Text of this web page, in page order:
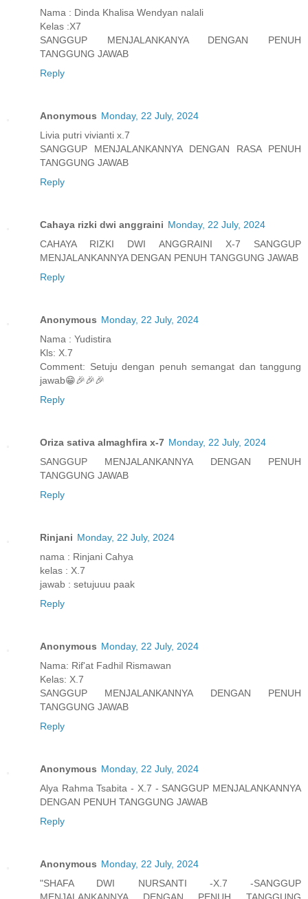
Nama : Dinda Khalisa Wendyan nalali
Kelas :X7
SANGGUP MENJALANKANYA DENGAN PENUH
TANGGUNG JAWAB
Reply
Anonymous Monday, 22 July, 2024
Livia putri vivianti x.7
SANGGUP MENJALANKANNYA DENGAN RASA PENUH
TANGGUNG JAWAB
Reply
Cahaya rizki dwi anggraini Monday, 22 July, 2024
CAHAYA RIZKI DWI ANGGRAINI X-7 SANGGUP
MENJALANKANNYA DENGAN PENUH TANGGUNG JAWAB
Reply
Anonymous Monday, 22 July, 2024
Nama : Yudistira
Kls: X.7
Comment: Setuju dengan penuh semangat dan tanggung
jawab😁🎉🎉🎉
Reply
Oriza sativa almaghfira x-7 Monday, 22 July, 2024
SANGGUP MENJALANKANNYA DENGAN PENUH
TANGGUNG JAWAB
Reply
Rinjani Monday, 22 July, 2024
nama : Rinjani Cahya
kelas : X.7
jawab : setujuuu paak
Reply
Anonymous Monday, 22 July, 2024
Nama: Rif'at Fadhil Rismawan
Kelas: X.7
SANGGUP MENJALANKANNYA DENGAN PENUH
TANGGUNG JAWAB
Reply
Anonymous Monday, 22 July, 2024
Alya Rahma Tsabita - X.7 - SANGGUP MENJALANKANNYA
DENGAN PENUH TANGGUNG JAWAB
Reply
Anonymous Monday, 22 July, 2024
"SHAFA DWI NURSANTI -X.7 -SANGGUP